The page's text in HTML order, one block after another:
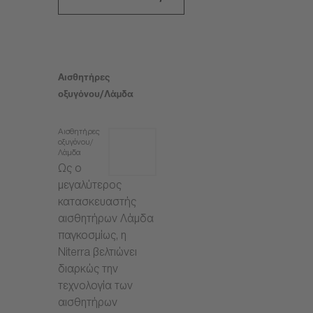
Αισθητήρες
οξυγόνου/Λάμδα
Αισθητήρες
οξυγόνου/
Λάμδα
Ως ο
μεγαλύτερος
κατασκευαστής
αισθητήρων Λάμδα
παγκοσμίως, η
Niterra βελτιώνει
διαρκώς την
τεχνολογία των
αισθητήρων